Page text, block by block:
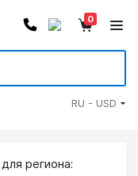
0
RU - USD
региона: